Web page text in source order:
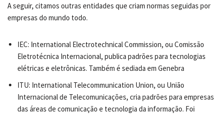
A seguir, citamos outras entidades que criam normas seguidas por
empresas do mundo todo.
IEC: International Electrotechnical Commission, ou Comissão
Eletrotécnica Internacional, publica padrões para tecnologias
elétricas e eletrônicas. Também é sediada em Genebra
ITU: International Telecommunication Union, ou União
Internacional de Telecomunicações, cria padrões para empresas
das áreas de comunicação e tecnologia da informação. Foi